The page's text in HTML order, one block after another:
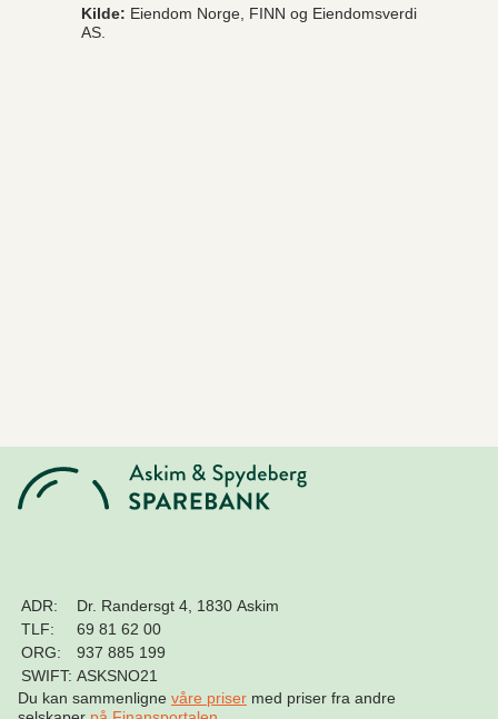
Kilde: Eiendom Norge, FINN og Eiendomsverdi
AS.
ADR:
Dr. Randersgt 4, 1830 Askim
TLF:
69 81 62 00
ORG:
937 885 199
SWIFT: ASKSNO21
Du kan sammenligne våre priser med priser fra andre